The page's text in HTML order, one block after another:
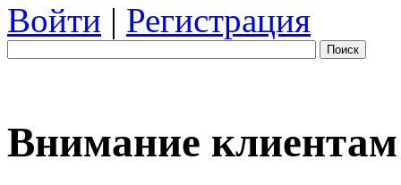
Войти | Регистрация
Поиск
Внимание